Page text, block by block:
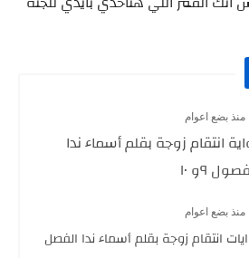
منذ بضع اعوام
انتقام زوجة بقلم أسماء ندا
٩و ١٠
منذ بضع اعوام
انتقام زوجة بقلم أسماء ندا الفصل